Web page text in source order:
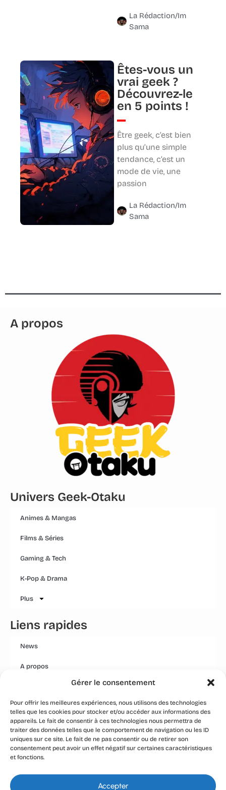
Gérer le consentement
Pour offrir les meilleures expériences, nous utilisons des technologies
telles que les cookies pour stocker et/ou accéder aux informations des
appareils. Le fait de consentir à ces technologies nous permettra de
traiter des données telles que le comportement de navigation ou les ID
uniques sur ce site. Le fait de ne pas consentir ou de retirer son
consentement peut avoir un effet négatif sur certaines caractéristiques
et fonctions.
Accepter
La Rédaction/Im
Sama
Êtes-vous un
vrai geek ?
Découvrez-le
en 5 points !
Être geek, c’est bien
plus qu’une simple
tendance, c’est un
mode de vie, une
passion
La Rédaction/Im
Sama
A propos
Univers Geek-Otaku
Animes & Mangas
Films & Séries
Gaming & Tech
K-Pop & Drama
Plus
Liens rapides
News
A propos
Mentions légales
Conditions générales
Politique Qualité Groupe
Event
Réseaux